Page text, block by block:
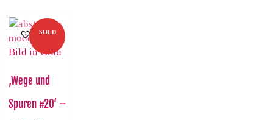
SOLD
‚Wege und
Spuren #20‘ –